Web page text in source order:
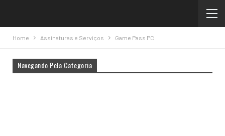
Home Assinaturas e Serviços Game Pass PC
Navegando Pela Categoria